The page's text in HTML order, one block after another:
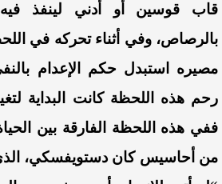
قاب قوسين أو أدني لينفذ
بالرصاص، وفي أثناء تحركه في
مصيره استبدل حكم الإعدام
رحم هذه اللحظة كانت البداية
ففي هذه اللحظة الفارقة بين
من أحاسيس كان دستويفسكي،